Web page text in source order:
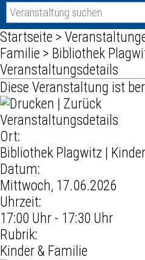
Startseite >
Familie > Bibliothek
Veranstaltungsdetails
Diese Veranstaltung ist
Zurück
Veranstaltungsdetails
Ort:
Bibliothek Plagwitz |
Datum:
Mittwoch, 17.06.2026
Uhrzeit:
17:00 Uhr - 17:30 Uhr
Rubrik:
Kinder & Familie